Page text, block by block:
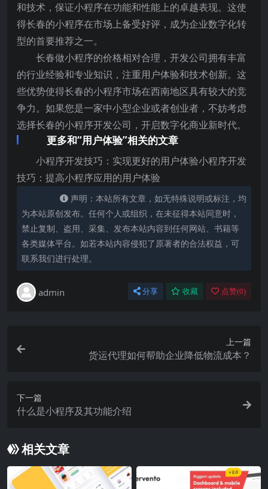
和技术，保证小程序在功能和性能上的卓越表现。这使
得长春的小程序在市场上备受好评，成为企业数字化转
型的首要推荐之一。
长春做小程序的价格相对合理，开发公司拥有丰富
的行业经验和专业知识，注重用户体验和技术创新。这
些优势使得长春的小程序市场在西南地区具有较大的竞
争力。如果您是一家中小型企业或者创业者，不妨考虑
选择长春的小程序开发公司，开启数字化商业新时代。
更多和“用户体验”相关的文章
小程序开发技巧：实现更好的用户体验小程序开发
技巧：提高小程序应用的用户体验
声明：本站所有文章，如无特殊说明或标注，均
为本站原创发布。任何个人或组织，在未征得本站同意时，
禁止复制、盗用、采集、发布本站内容到任何网站、书籍等
各类媒体平台。如若本站内容侵犯了原著者的合法权益，可
联系我们进行处理。
admin 分享 收藏 点赞(0)
上一篇
货运代理如何帮助企业降低物流成本？
下一篇
什么是小程序及其功能介绍
相关文章